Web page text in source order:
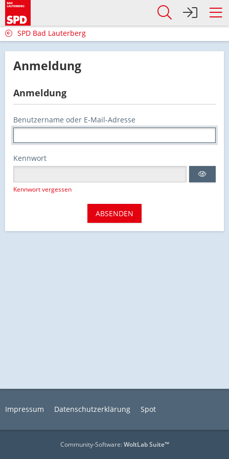
SPD Bad Lauterberg
Anmeldung
Anmeldung
Benutzername oder E-Mail-Adresse
Kennwort
Kennwort vergessen
Impressum Datenschutzerklärung Spot
Community-Software:WoltLab Suite™